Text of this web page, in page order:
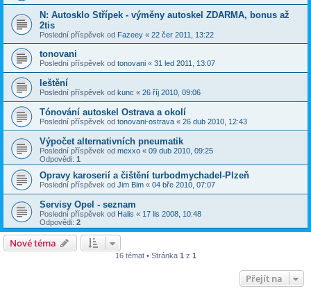
N: Autosklo Střípek - výměny autoskel ZDARMA, bonus až
2tis
Poslední příspěvek od Fazeey « 22 čer 2011, 13:22
tonovani
Poslední příspěvek od tonovani « 31 led 2011, 13:07
leštění
Poslední příspěvek od kunc « 26 říj 2010, 09:06
Tónování autoskel Ostrava a okolí
Poslední příspěvek od tonovani-ostrava « 26 dub 2010, 12:43
Výpočet alternativních pneumatik
Poslední příspěvek od mexxo « 09 dub 2010, 09:25
Odpovědi: 1
Opravy karoserií a čištění turbodmychadel-Plzeň
Poslední příspěvek od Jim Bim « 04 bře 2010, 07:07
Servisy Opel - seznam
Poslední příspěvek od Halis « 17 lis 2008, 10:48
Odpovědi: 2
Nové téma
16 témat • Stránka 1 z 1
Přejít na